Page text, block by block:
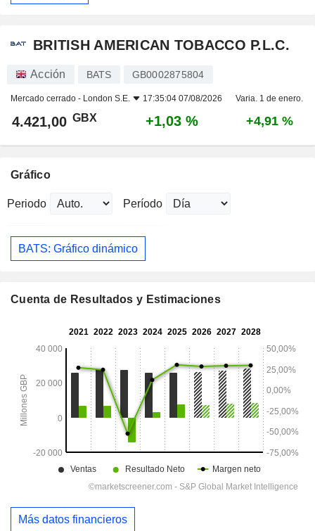
BRITISH AMERICAN TOBACCO P.L.C.
Acción BATS GB0002875804
Mercado cerrado - London S.E. 17:35:04 07/08/2026 Varia. 1 de enero.
4.421,00 GBX +1,03 % +4,91 %
Gráfico
Periodo Período
BATS: Gráfico dinámico
Cuenta de Resultados y Estimaciones
Más datos financieros